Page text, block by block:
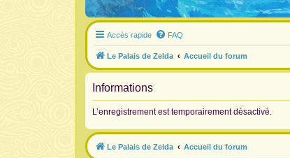
Accès rapide FAQ
Le Palais de Zelda Accueil du forum
Informations
L’enregistrement est temporairement désactivé.
Le Palais de Zelda Accueil du forum